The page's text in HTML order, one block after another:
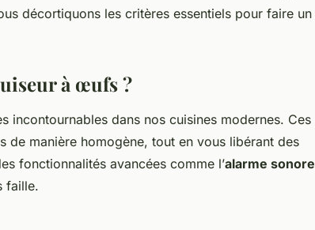
décortiquons les critères essentiels pour faire un
à œufs ?
incontournables dans nos cuisines modernes. Ces
manière homogène, tout en vous libérant des
fonctionnalités avancées comme l’alarme sonore
faille.